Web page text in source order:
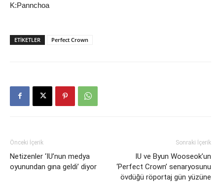
K:Pannchoa
ETIKETLER Perfect Crown
Önceki İçerik
Netizenler ‘IU’nun medya
oyunundan gına geldi’ diyor
Sonraki İçerik
IU ve Byun Wooseok’un
‘Perfect Crown’ senaryosunu
övdüğü röportaj gün yüzüne